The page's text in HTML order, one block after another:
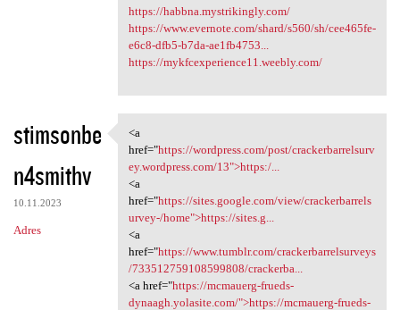
https://habbna.mystrikingly.com/
https://www.evernote.com/shard/s560/sh/cee465fe-
e6c8-dfb5-b7da-ae1fb4753...
https://mykfcexperience11.weebly.com/
stimsonbe
n4smithv
10.11.2023
Adres
<a href="https://wordpress
<a
href="https://wordpress.com/post/crackerbarrelsurv
ey.wordpress.com/13">https:/...
<a
href="https://sites.google.com/view/crackerbarrels
urvey-/home">https://sites.g...
<a
href="https://www.tumblr.com/crackerbarrelsurveys
/733512759108599808/crackerba...
<a href="https://mcmauerg-frueds-
dynaagh.yolasite.com/">https://mcmauerg-frueds-